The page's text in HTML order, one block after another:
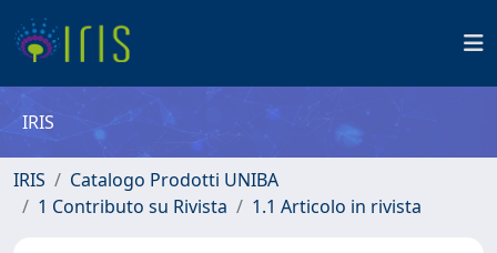
IRIS
IRIS
Catalogo Prodotti UNIBA
1 Contributo su Rivista
1.1 Articolo in rivista